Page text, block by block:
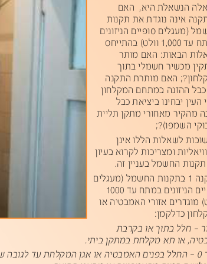
,
הניא תדגונ
תונקת
) םילגעמ םייפוס
םינוזינה
1,000 ט(לוו
סחייתהב
רתומםהא
רישכמ ילמשח
ךותב
;? תרתומ
הנקתה
לבכ
הנזהה םחתמב
ןוחלקמה
ןיעה וניחבי תיאציב
לבכ
ריקהמ ירוחמא ןקתמ
תיילת
ו(פמשה ;?
תולשאל וללה
ןניא
תוכירצמו וארקל
ןויעב
תונקת
למשחה ןיינעב
.
1 תונקתב למשחה ) םילגעמ
םינוזינה חתמב
1000
ירוזם אירדגומ
היטבמהא
ן:מקלדכ
– ללח ךותב תברקב
– החלל בפנים האמבטיה או אגן המקלחת עד לגובה של 0